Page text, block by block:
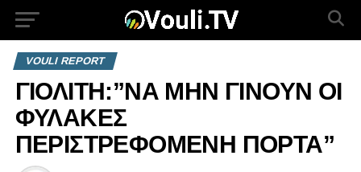
VOULI REPORT
ΓΙΟΛΙΤΗ:”ΝΑ ΜΗΝ ΓΙΝΟΥΝ ΟΙ
ΦΥΛΑΚΕΣ
ΠΕΡΙΣΤΡΕΦΟΜΕΝΗ ΠΟΡΤΑ”